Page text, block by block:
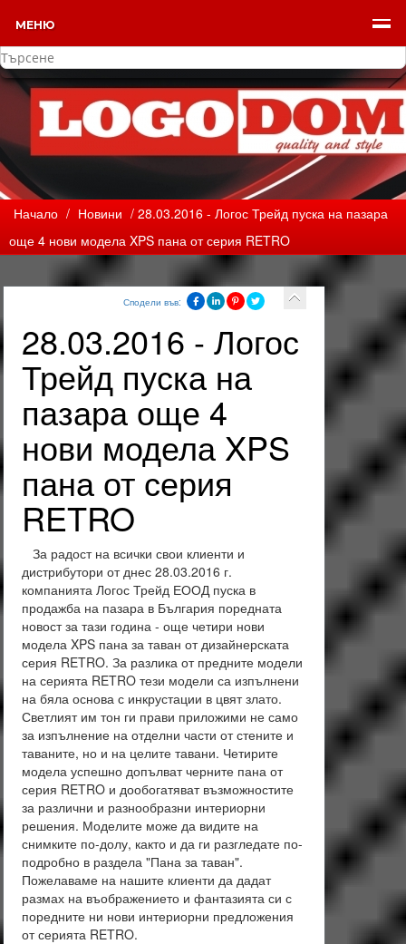
МЕНЮ
Начало / Новини / 28.03.2016 - Логос Трейд пуска на пазара
още 4 нови модела XPS пана от серия RETRO
Сподели във:
28.03.2016 - Логос
Трейд пуска на
пазара още 4
нови модела XPS
пана от серия
RETRO
За радост на всички свои клиенти и
дистрибутори от днес 28.03.2016 г.
компанията Логос Трейд ЕООД пуска в
продажба на пазара в България поредната
новост за тази година - още четири нови
модела XPS пана за таван от дизайнерската
серия RETRO. За разлика от предните модели
на серията RETRO тези модели са изпълнени
на бяла основа с инкрустации в цвят злато.
Светлият им тон ги прави приложими не само
за изпълнение на отделни части от стените и
таваните, но и на целите тавани. Четирите
модела успешно допълват черните пана от
серия RETRO и дообогатяват възможностите
за различни и разнообразни интериорни
решения. Моделите може да видите на
снимките по-долу, както и да ги разгледате по-
подробно в раздела "Пана за таван".
Пожелаваме на нашите клиенти да дадат
размах на въображението и фантазията си с
поредните ни нови интериорни предложения
от серията RETRO.